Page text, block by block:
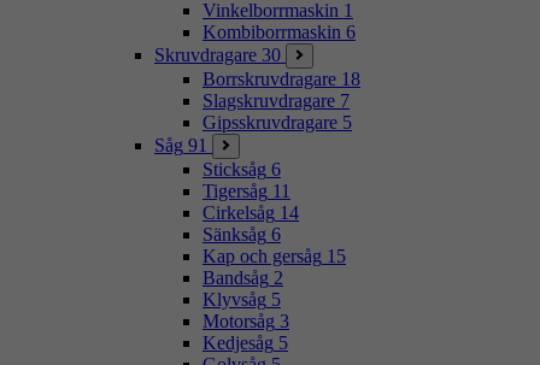
Vinkelborrmaskin 1
Kombiborrmaskin 6
Skruvdragare 30
Borrskruvdragare 18
Slagskruvdragare 7
Gipsskruvdragare 5
Såg 91
Sticksåg 6
Tigersåg 11
Cirkelsåg 14
Sänksåg 6
Kap och gersåg 15
Bandsåg 2
Klyvsåg 5
Motorsåg 3
Kedjesåg 5